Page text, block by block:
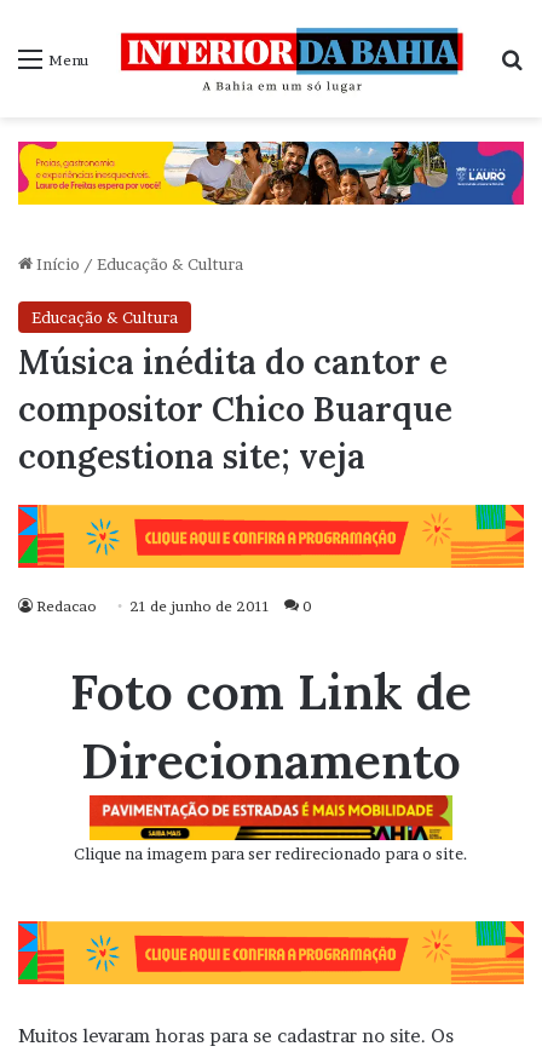
Menu
Início / Educação & Cultura
Educação & Cultura
Música inédita do cantor e
compositor Chico Buarque
congestiona site; veja
Redacao 21 de junho de 2011 0
Foto com Link de
Direcionamento
Clique na imagem para ser redirecionado para o site.
Muitos levaram horas para se cadastrar no site. Os